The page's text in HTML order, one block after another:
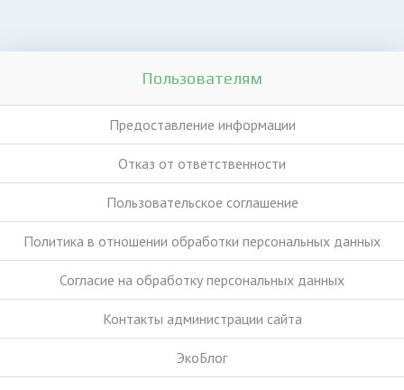
Пользователям
Предоставление информации
Отказ от ответственности
Пользовательское соглашение
Политика в отношении обработки персональных данных
Согласие на обработку персональных данных
Контакты администрации сайта
ЭкоБлог